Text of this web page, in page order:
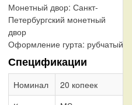
Монетный двор: Санкт-
Петербургский монетный
двор
Оформление гурта: рубчатый
Спецификации
Номинал
20 копеек